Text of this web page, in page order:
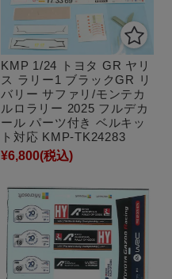
KMP 1/24 トヨタ GR ヤリ
ス ラリー1 ブラックGR リ
バリー サファリ/モンテカ
ルロラリー 2025 フルデカ
ール パーツ付き ベルキッ
ト対応 KMP-TK24283
¥6,800(税込)